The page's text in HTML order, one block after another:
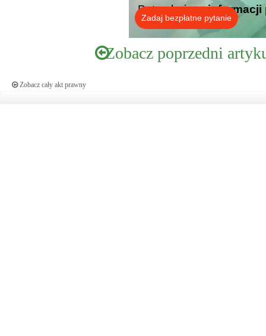
Potrzebujeszinformacji
Zadaj bezpłatne pytanie
Zobacz poprzedni
Zobacz cały akt prawny